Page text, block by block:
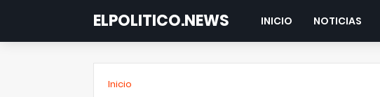
ELPOLITICO.NEWS INICIO NOTICIAS
Inicio